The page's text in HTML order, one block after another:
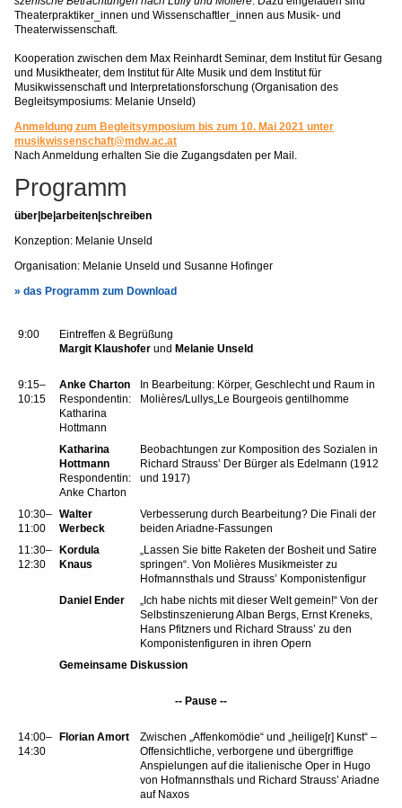
Theaterpraktiker_innen und Wissenschaftler_innen aus Musik- und
Theaterwissenschaft.
Kooperation zwischen dem Max Reinhardt Seminar, dem Institut für Gesang
und Musiktheater, dem Institut für Alte Musik und dem Institut für
Musikwissenschaft und Interpretationsforschung (Organisation des
Begleitsymposiums: Melanie Unseld)
Anmeldung zum Begleitsymposium bis zum 10. Mai 2021 unter
musikwissenschaft@mdw.ac.at
Nach Anmeldung erhalten Sie die Zugangsdaten per Mail.
Programm
über|be|arbeiten|schreiben
Konzeption: Melanie Unseld
Organisation: Melanie Unseld und Susanne Hofinger
» das Programm zum Download
9:00
Eintreffen & Begrüßung
Margit Klaushofer und Melanie Unseld
9:15–
10:15
Anke Charton
Respondentin:
Katharina
Hottmann
In Bearbeitung: Körper, Geschlecht und Raum in
Molières/Lullys„Le Bourgeois gentilhomme
Katharina
Hottmann
Respondentin:
Anke Charton
Beobachtungen zur Komposition des Sozialen in
Richard Straussʼ Der Bürger als Edelmann (1912
und 1917)
10:30–
11:00
Walter
Werbeck
Verbesserung durch Bearbeitung? Die Finali der
beiden Ariadne-Fassungen
11:30–
12:30
Kordula
Knaus
„Lassen Sie bitte Raketen der Bosheit und Satire
springen“. Von Molières Musikmeister zu
Hofmannsthals und Strauss’ Komponistenfigur
Daniel Ender
„Ich habe nichts mit dieser Welt gemein!“ Von der
Selbstinszenierung Alban Bergs, Ernst Kreneks,
Hans Pfitzners und Richard Strauss’ zu den
Komponistenfiguren in ihren Opern
Gemeinsame Diskussion
-- Pause --
14:00–
14:30
Florian Amort
Zwischen „Affenkomödie“ und „heilige[r] Kunst“ –
Offensichtliche, verborgene und übergriffige
Anspielungen auf die italienische Oper in Hugo
von Hofmannsthals und Richard Strauss’ Ariadne
auf Naxos